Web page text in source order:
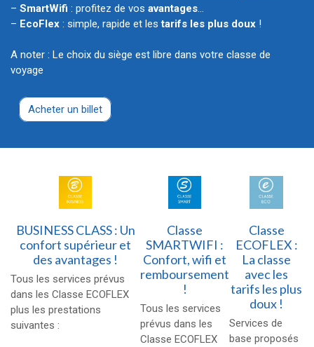
– SmartWifi : profitez de vos avantages…
– EcoFlex : simple, rapide et lestarifs les plus doux !
A noter : Le choix du siège est libre dans votre classe de
voyage
Acheter un billet
BUSINESS CLASS : Un
confort supérieur et
des avantages !
Tous les services prévus
dans les Classe ECOFLEX
plus les prestations
suivantes :
Classe
SMARTWIFI :
Confort, wifi et
remboursement
!
Tous les services
prévus dans les
Classe ECOFLEX
Classe
ECOFLEX :
La classe
avec les
tarifs les plus
doux !
Services de
base proposés